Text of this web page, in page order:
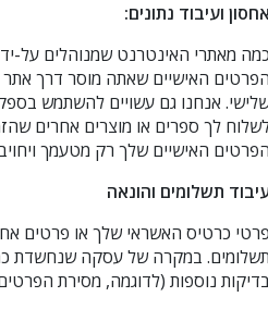
אחסון ועיבוד נתונים:
הפרטים האישיים שאתה מוסר דרך אתר
אנחנו גם עשויים להשתמש
לך ספרים או מוצרים אחרים
הפרטים האישיים שלך רק מטעמך
תשלומים והונאה
פרטי כרטיס האשראי שלך או פרטים
תשלומים. במקרה של עסקה שנחשדת
בדיקות נוספות (לדוגמה, מסירת